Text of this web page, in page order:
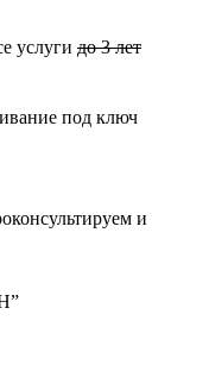
услуги до 3 лет
под ключ
и